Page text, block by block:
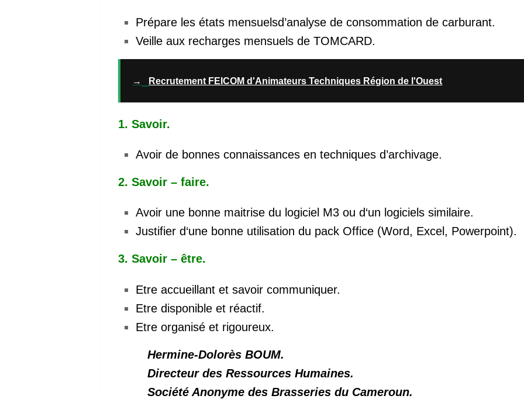
Prépare les états mensuelsd’analyse de consommation de carburant.
Veille aux recharges mensuels de TOMCARD.
→ Recrutement FEICOM d'Animateurs Techniques Région de l'Ouest
1. Savoir.
Avoir de bonnes connaissances en techniques d’archivage.
2. Savoir – faire.
Avoir une bonne maitrise du logiciel M3 ou d‘un logiciels similaire.
Justifier d‘une bonne utilisation du pack Office (Word, Excel, Powerpoint).
3. Savoir – être.
Etre accueillant et savoir communiquer.
Etre disponible et réactif.
Etre organisé et rigoureux.
Hermine-Dolorès BOUM.
Directeur des Ressources Humaines.
Société Anonyme des Brasseries du Cameroun.